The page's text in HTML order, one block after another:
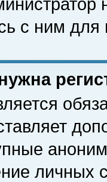
с ним для
личных